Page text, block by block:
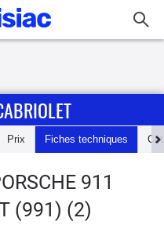
Prix Fiches techniques
911
(991) (2)